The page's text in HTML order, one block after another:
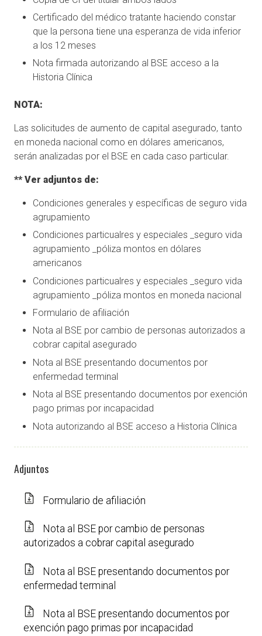
Certificado del médico tratante haciendo constar
que la persona tiene una esperanza de vida inferior
a los 12 meses
Nota firmada autorizando al BSE acceso a la
Historia Clínica
NOTA:
Las solicitudes de aumento de capital asegurado, tanto
en moneda nacional como en dólares americanos,
serán analizadas por el BSE en cada caso particular.
** Ver adjuntos de:
Condiciones generales y específicas de seguro vida
agrupamiento
Condiciones particualres y especiales _seguro vida
agrupamiento _póliza montos en dólares
americanos
Condiciones particualres y especiales _seguro vida
agrupamiento _póliza montos en moneda nacional
Formulario de afiliación
Nota al BSE por cambio de personas autorizados a
cobrar capital asegurado
Nota al BSE presentando documentos por
enfermedad terminal
Nota al BSE presentando documentos por exención
pago primas por incapacidad
Nota autorizando al BSE acceso a Historia Clínica
Adjuntos
Formulario de afiliación
Nota al BSE por cambio de personas
autorizados a cobrar capital asegurado
Nota al BSE presentando documentos por
enfermedad terminal
Nota al BSE presentando documentos por
exención pago primas por incapacidad